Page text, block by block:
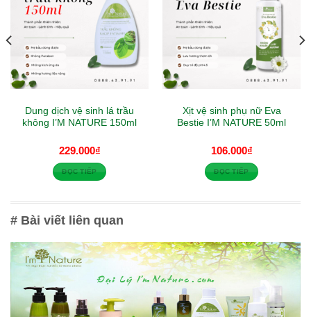
Dung dịch vệ sinh lá trầu
không I’M NATURE 150ml
229.000₫
ĐỌC TIẾP
Xịt vệ sinh phụ nữ Eva
Bestie I’M NATURE 50ml
106.000₫
ĐỌC TIẾP
# Bài viết liên quan